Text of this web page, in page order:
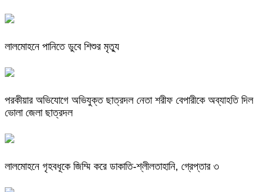
লালমোহনে পানিতে ডুবে শিশুর মৃত্যু
পরকীয়ার অভিযোগে অভিযুক্ত ছাত্রদল নেতা শরীফ বেপারীকে অব্যাহতি দিল
ভোলা জেলা ছাত্রদল
লালমোহনে গৃহবধূকে জিম্মি করে ডাকাতি-শ্লীলতাহানি, গ্রেপ্তার ৩